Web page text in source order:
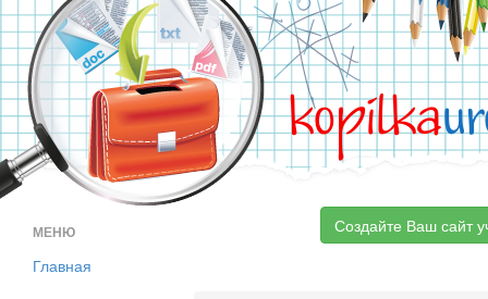
kopilka
МЕНЮ
Главная
Создайте Ваш сайт